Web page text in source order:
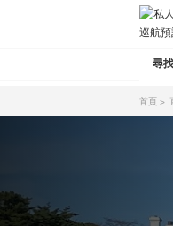
尋
首頁